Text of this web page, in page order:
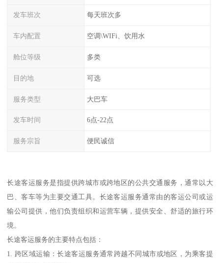
发车班次 每天班次多
车内配置 空调\WIFi、饮用水
舱位等级 多类
目的地 可选
服务类型 大巴车
发车时间 6点-22点
服务宗旨 便民诚信
长途客运服务是指提供跨城市或跨地区的公共交通服务，通常以大
巴、客车等为主要交通工具。长途客运服务通常由的客运公司或运
输公司提供，他们负责组织和运营车辆，提供安全、舒适的旅行环
境。
长途客运服务的主要特点包括：
1. 跨区域运输：长途客运服务通常跨越不同城市或地区，为乘客提